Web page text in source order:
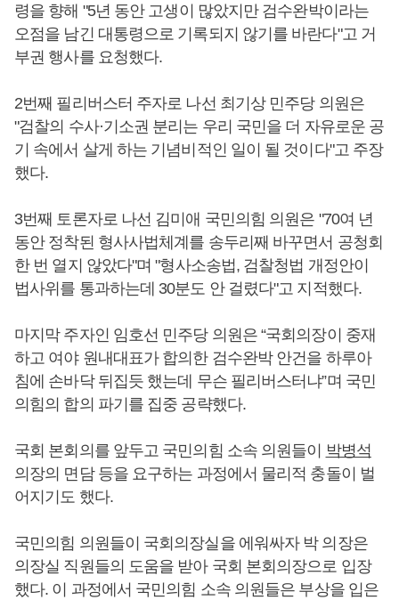
령을 향해 "5년 동안 고생이 많았지만 검수완박이라는
오점을 남긴 대통령으로 기록되지 않기를 바란다"고 거
부권 행사를 요청했다.
2번째 필리버스터 주자로 나선 최기상 민주당 의원은
"검찰의 수사·기소권 분리는 우리 국민을 더 자유로운 공
기 속에서 살게 하는 기념비적인 일이 될 것이다"고 주장
했다.
3번째 토론자로 나선 김미애 국민의힘 의원은 "70여 년
동안 정착된 형사사법체계를 송두리째 바꾸면서 공청회
한 번 열지 않았다"며 "형사소송법, 검찰청법 개정안이
법사위를 통과하는데 30분도 안 걸렸다"고 지적했다.
마지막 주자인 임호선 민주당 의원은 “국회의장이 중재
하고 여야 원내대표가 합의한 검수완박 안건을 하루아
침에 손바닥 뒤집듯 했는데 무슨 필리버스터냐”며 국민
의힘의 합의 파기를 집중 공략했다.
국회 본회의를 앞두고 국민의힘 소속 의원들이
박병석
의장의 면담 등을 요구하는 과정에서 물리적 충돌이 벌
어지기도 했다.
국민의힘 의원들이 국회의장실을 에워싸자 박 의장은
의장실 직원들의 도움을 받아 국회 본회의장으로 입장
했다. 이 과정에서 국민의힘 소속 의원들은 부상을 입은